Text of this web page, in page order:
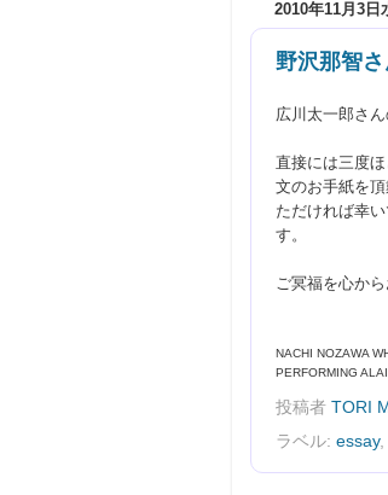
2010年11月3日
野沢那智
広川太一郎さ
直接には三度
文のお手紙を
ただければ幸
す。
ご冥福を心か
NACHI NOZAWA
PERFORMING
投稿者 TORI
ラベル: essay,